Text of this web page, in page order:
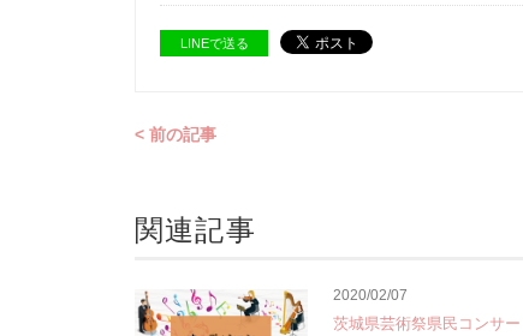
LINEで送る
< 前の記事
関連記事
2020/02/07
茨城県芸術祭県民コンサ